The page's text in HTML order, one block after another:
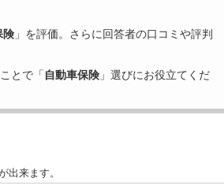
険 」を評価。さらに回答者の口コミや評判
とで「 自動車保険 」選びにお役立てくだ
出来ます。